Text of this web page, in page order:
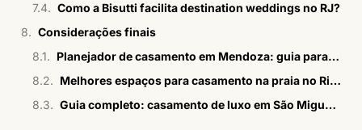
Como a Bisutti facilita destination weddings no RJ?
Considerações finais
Planejador de casamento em Mendoza: guia para brasileiros
Melhores espaços para casamento na praia no Rio em 2026
Guia completo: casamento de luxo em São Miguel dos Milagres